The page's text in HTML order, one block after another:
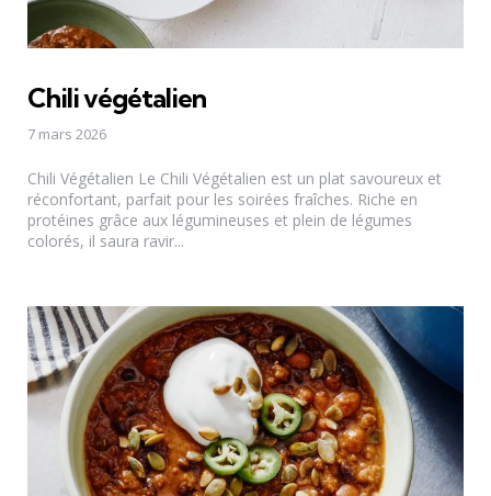
Chili végétalien
7 mars 2026
Chili Végétalien Le Chili Végétalien est un plat savoureux et
réconfortant, parfait pour les soirées fraîches. Riche en
protéines grâce aux légumineuses et plein de légumes
colorés, il saura ravir...